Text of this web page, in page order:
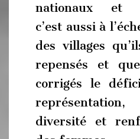
nationaux et
c’est aussi à
des villages
repensés et
corrigés le
diversité et